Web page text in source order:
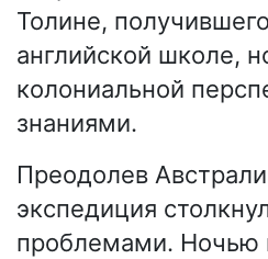
Толине,
английской школе,
колониальной
знаниями.
Преодолев
экспедиция
проблемами. Ночью